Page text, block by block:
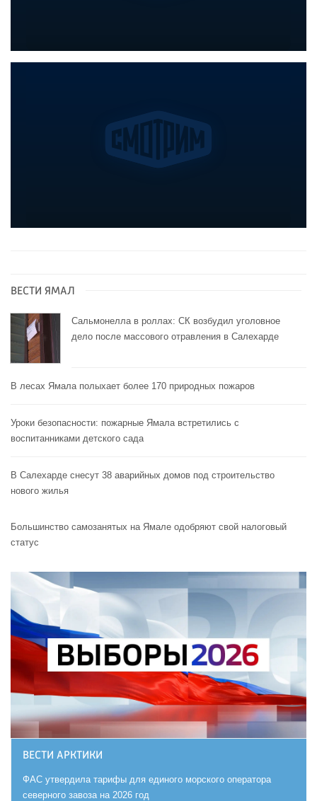
ВЕСТИ ЯМАЛ
Сальмонелла в роллах: СК возбудил уголовное
дело после массового отравления в Салехарде
В лесах Ямала полыхает более 170 природных пожаров
Уроки безопасности: пожарные Ямала встретились с
воспитанниками детского сада
В Салехарде снесут 38 аварийных домов под строительство
нового жилья
Большинство самозанятых на Ямале одобряют свой налоговый
статус
ВЕСТИ АРКТИКИ
ФАС утвердила тарифы для единого морского оператора
северного завоза на 2026 год